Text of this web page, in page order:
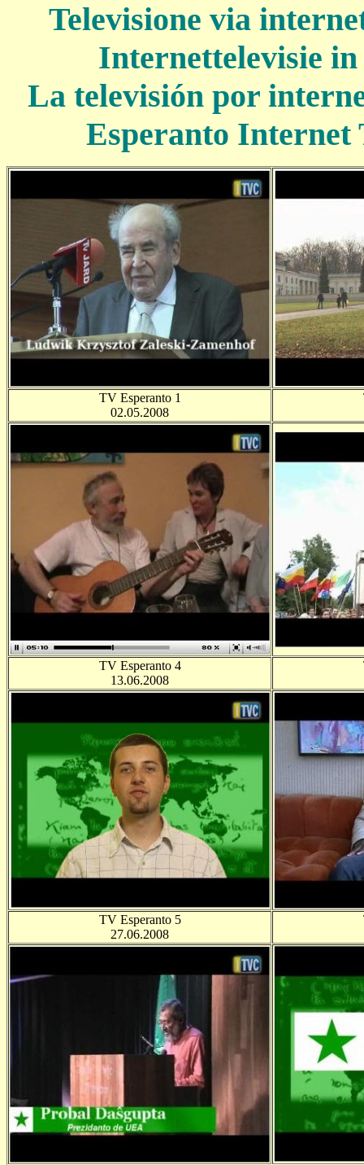
Televisione via
Internettelevisie
La televisión por
Esperanto Internet
TV Esperanto 1
02.05.2008
TV Esperanto 4
13.06.2008
TV Esperanto 5
27.06.2008